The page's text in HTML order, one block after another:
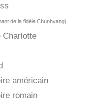
de la fidèle Chunhyang)
Charlotte
américain
romain